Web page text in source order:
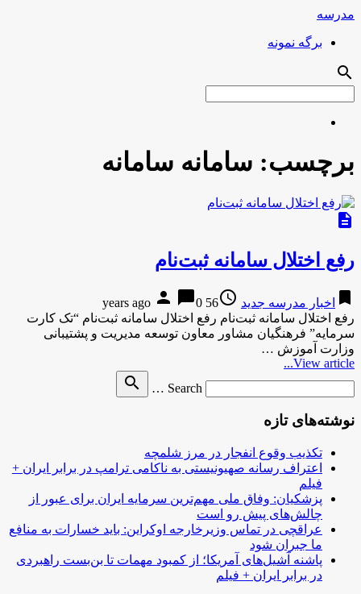
مدرسه
برگه نمونه
search
برچسب: سامانه سامانه
description
رفع اختلال سامانه ثبت‌نام
bookmark اخبار مدرسه جدید access_time
56 years ago
person chat_bubble0
رفع اختلال سامانه ثبت‌نام رفع اختلال سامانه ثبت‌نام “تک کارت
سرمایه” فرهنگیان مشاور معاون توسعه مدیریت و پشتیبانی
وزارت آموزش …
View article...
Search …
search
نوشته‌های تازه
تکذیب وقوع انفجار در مرز شلمچه
اعتراف رسانه صهیونیستی به ناکامی ترامپ در برابر ایران +
فیلم
پزشکیان: وفاق ملی مهم‌ترین سرمایه ایران برای عبور از
چالش‌های پیش رو است
عراقچی در تماس وزیرخارجه اوکراین: باید خسارات به منافع
ما جبران شود
پاشنه آشیل‌های آمریکا؛ از کمبود مهمات تا بن‌بست راهبردی
در برابر ایران + فیلم